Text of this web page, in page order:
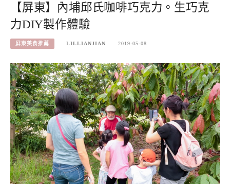
【屏東】內埔邱氏咖啡巧克力。生巧克
力DIY製作體驗
屏東美食推薦 LILLIANJIAN 2019-05-08